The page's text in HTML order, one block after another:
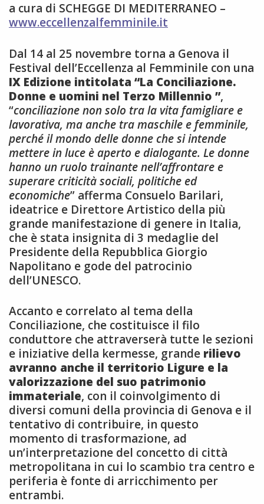
a cura di SCHEGGE DI MEDITERRANEO –
www.eccellenzalfemminile.it
Dal 14 al 25 novembre torna a Genova il
Festival dell’Eccellenza al Femminile con una
IX Edizione intitolata “La Conciliazione.
Donne e uomini nel Terzo Millennio ”,
“conciliazione non solo tra la vita famigliare e
lavorativa, ma anche tra maschile e femminile,
perché il mondo delle donne che si intende
mettere in luce è aperto e dialogante. Le donne
hanno un ruolo trainante nell’affrontare e
superare criticità sociali, politiche ed
economiche” afferma Consuelo Barilari,
ideatrice e Direttore Artistico della più
grande manifestazione di genere in Italia,
che è stata insignita di 3 medaglie del
Presidente della Repubblica Giorgio
Napolitano e gode del patrocinio
dell’UNESCO.
Accanto e correlato al tema della
Conciliazione, che costituisce il filo
conduttore che attraverserà tutte le sezioni
e iniziative della kermesse, grande rilievo
avranno anche il territorio Ligure e la
valorizzazione del suo patrimonio
immateriale, con il coinvolgimento di
diversi comuni della provincia di Genova e il
tentativo di contribuire, in questo
momento di trasformazione, ad
un’interpretazione del concetto di città
metropolitana in cui lo scambio tra centro e
periferia è fonte di arricchimento per
entrambi.